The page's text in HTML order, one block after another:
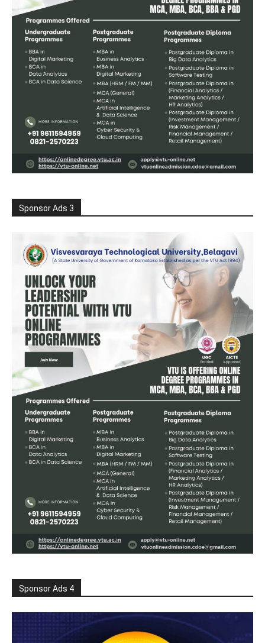
Sponsor Ads 3
Sponsor Ads 4